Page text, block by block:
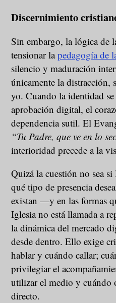
Discernimiento
Sin embargo, la lógica de
tensionar lapedagogía de
silencio y maduración
únicamente la distracción,
yo. Cuando la identidad
aprobación digital, el
dependencia sutil. El
“Tu Padre, que ve en lo
interioridad precede a la
Quizá la cuestión no sea si
qué tipo de presencia
existan —y en las formas
Iglesia no está llamada a
la dinámica del mercado
desde dentro. Ello exige
hablar y cuándo callar;
privilegiar el
utilizar el medio y cuándo
directo.